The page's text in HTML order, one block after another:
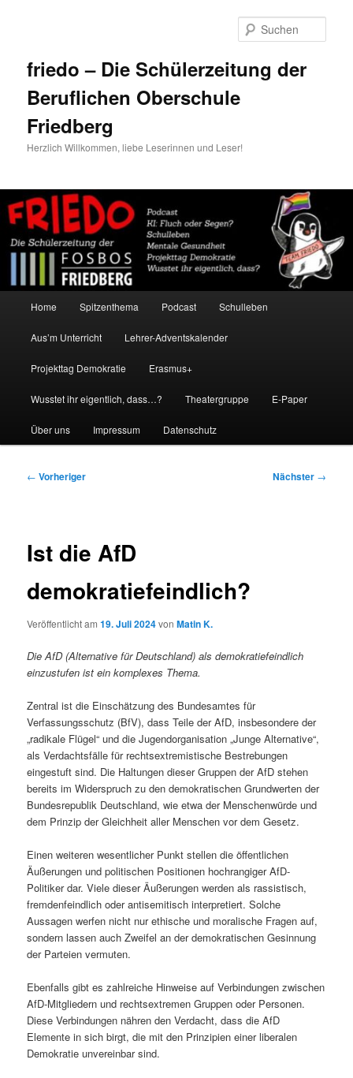
friedo – Die Schülerzeitung der
Beruflichen Oberschule
Friedberg
Herzlich Willkommen, liebe Leserinnen und Leser!
Home Spitzenthema Podcast Schulleben
Aus’m Unterricht Lehrer-Adventskalender
Projekttag Demokratie Erasmus+
Wusstet ihr eigentlich, dass…? Theatergruppe E-Paper
Über uns Impressum Datenschutz
Beitragsnavigation
← Vorheriger Nächster →
Ist die AfD
demokratiefeindlich?
Veröffentlicht am19. Juli 2024vonMatin K.
Die AfD (Alternative für Deutschland) als demokratiefeindlich
einzustufen ist ein komplexes Thema.
Zentral ist die Einschätzung des Bundesamtes für
Verfassungsschutz (BfV), dass Teile der AfD, insbesondere der
„radikale Flügel“ und die Jugendorganisation „Junge Alternative“,
als Verdachtsfälle für rechtsextremistische Bestrebungen
eingestuft sind. Die Haltungen dieser Gruppen der AfD stehen
bereits im Widerspruch zu den demokratischen Grundwerten der
Bundesrepublik Deutschland, wie etwa der Menschenwürde und
dem Prinzip der Gleichheit aller Menschen vor dem Gesetz.
Einen weiteren wesentlicher Punkt stellen die öffentlichen
Äußerungen und politischen Positionen hochrangiger AfD-
Politiker dar. Viele dieser Äußerungen werden als rassistisch,
fremdenfeindlich oder antisemitisch interpretiert. Solche
Aussagen werfen nicht nur ethische und moralische Fragen auf,
sondern lassen auch Zweifel an der demokratischen Gesinnung
der Parteien vermuten.
Ebenfalls gibt es zahlreiche Hinweise auf Verbindungen zwischen
AfD-Mitgliedern und rechtsextremen Gruppen oder Personen.
Diese Verbindungen nähren den Verdacht, dass die AfD
Elemente in sich birgt, die mit den Prinzipien einer liberalen
Demokratie unvereinbar sind.